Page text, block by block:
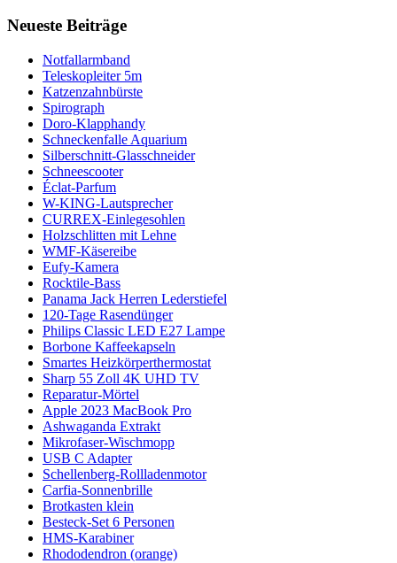
Neueste Beiträge
Notfallarmband
Teleskopleiter 5m
Katzenzahnbürste
Spirograph
Doro-Klapphandy
Schneckenfalle Aquarium
Silberschnitt-Glasschneider
Schneescooter
Éclat-Parfum
W-KING-Lautsprecher
CURREX-Einlegesohlen
Holzschlitten mit Lehne
WMF-Käsereibe
Eufy-Kamera
Rocktile-Bass
Panama Jack Herren Lederstiefel
120-Tage Rasendünger
Philips Classic LED E27 Lampe
Borbone Kaffeekapseln
Smartes Heizkörperthermostat
Sharp 55 Zoll 4K UHD TV
Reparatur-Mörtel
Apple 2023 MacBook Pro
Ashwaganda Extrakt
Mikrofaser-Wischmopp
USB C Adapter
Schellenberg-Rollladenmotor
Carfia-Sonnenbrille
Brotkasten klein
Besteck-Set 6 Personen
HMS-Karabiner
Rhododendron (orange)